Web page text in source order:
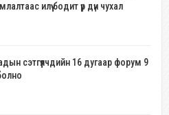
илүү бодит үр дүн чухал
сэтгүүлчдийн 16 дугаар форум 9